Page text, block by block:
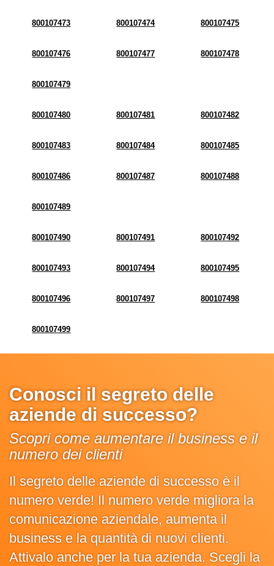
800107473 800107474 800107475
800107476 800107477 800107478
800107479
800107480 800107481 800107482
800107483 800107484 800107485
800107486 800107487 800107488
800107489
800107490 800107491 800107492
800107493 800107494 800107495
800107496 800107497 800107498
800107499
Conosci il segreto delle
aziende di successo?
Scopri come aumentare il business e il
numero dei clienti
Il segreto delle aziende di successo è il
numero verde! Il numero verde migliora la
comunicazione aziendale, aumenta il
business e la quantità di nuovi clienti.
Attivalo anche per la tua azienda. Scegli la